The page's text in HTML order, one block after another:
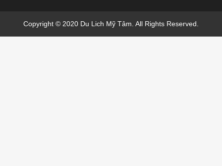
Copyright © 2020 Du Lich Mỹ Tâm. All Rights Reserved.